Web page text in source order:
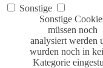
Sonstige
Sonstige
müssen noch
analysiert werden
wurden noch in
Kategorie